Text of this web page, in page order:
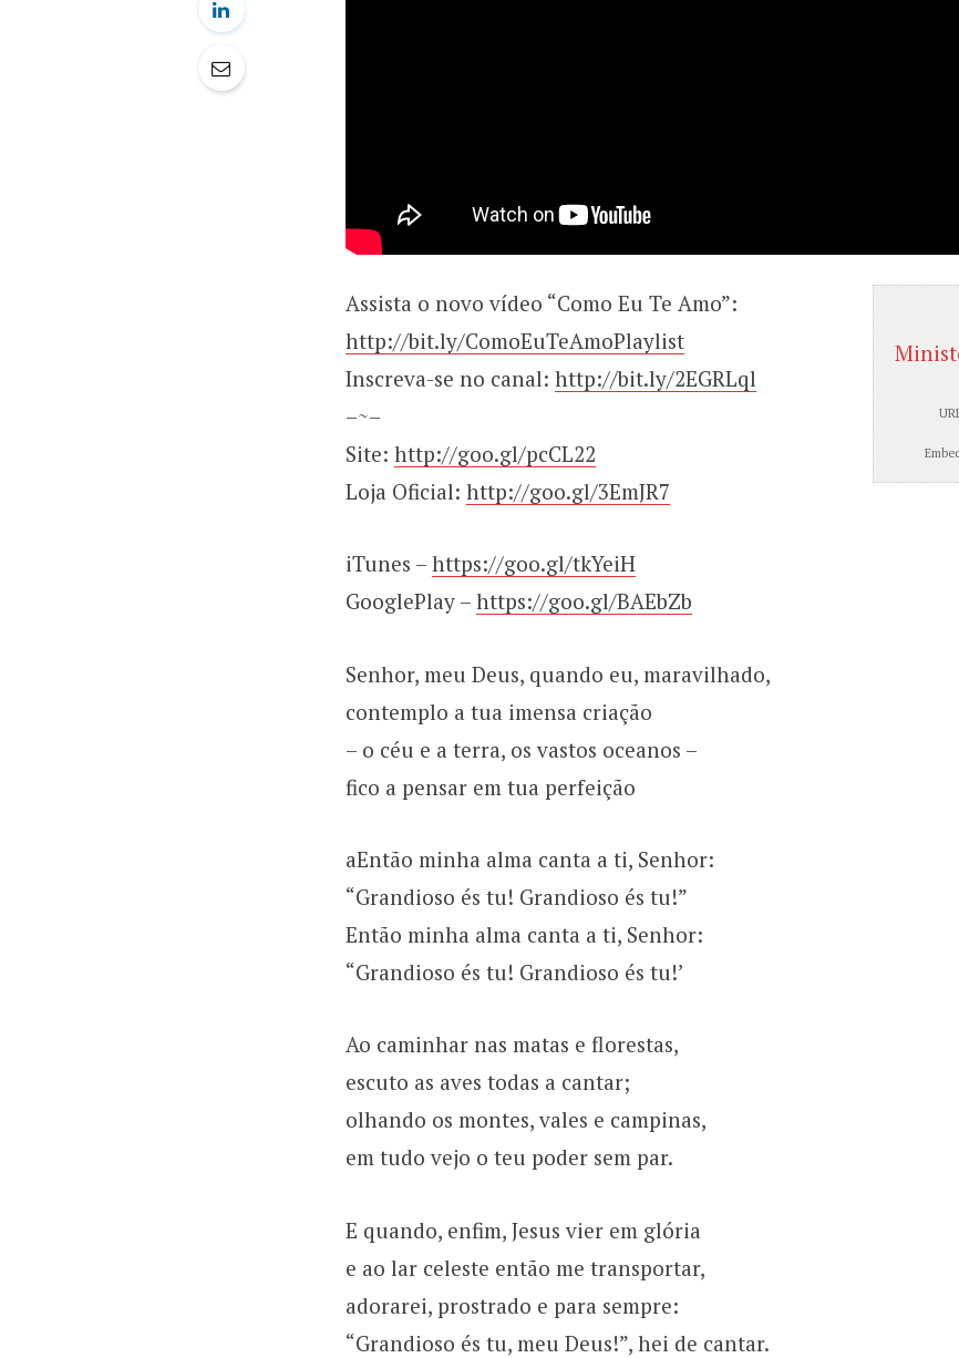
Assista o novo vídeo “Como Eu Te Amo”:
http://bit.ly/ComoEuTeAmoPlaylist
Inscreva-se no canal: http://bit.ly/2EGRLql
–~–
Site: http://goo.gl/pcCL22
Loja Oficial: http://goo.gl/3EmJR7
iTunes – https://goo.gl/tkYeiH
GooglePlay – https://goo.gl/BAEbZb
Senhor, meu Deus, quando eu, maravilhado,
contemplo a tua imensa criação
– o céu e a terra, os vastos oceanos –
fico a pensar em tua perfeição
aEntão minha alma canta a ti, Senhor:
“Grandioso és tu! Grandioso és tu!”
Então minha alma canta a ti, Senhor:
“Grandioso és tu! Grandioso és tu!’
Ao caminhar nas matas e florestas,
escuto as aves todas a cantar;
olhando os montes, vales e campinas,
em tudo vejo o teu poder sem par.
E quando, enfim, Jesus vier em glória
e ao lar celeste então me transportar,
adorarei, prostrado e para sempre:
“Grandioso és tu, meu Deus!”, hei de cantar.